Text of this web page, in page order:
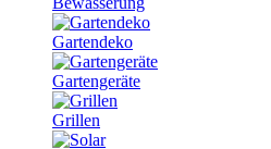
Gartendeko
Gartengeräte
Grillen